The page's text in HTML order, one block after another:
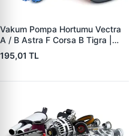
Vakum Pompa Hortumu Vectra
A / B Astra F Corsa B Tigra |
YTT Y11640 | OEM 5545508
195,01 TL